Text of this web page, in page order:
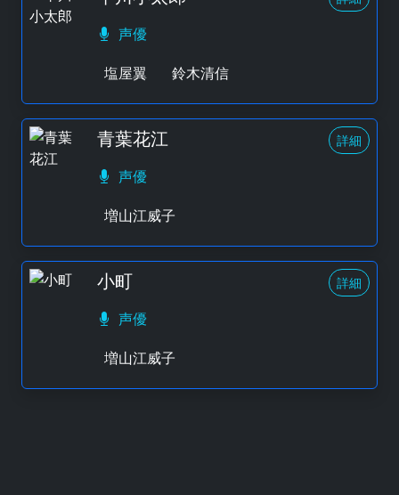
声優
塩屋翼
鈴木清信
青葉花江 詳細
声優
増山江威子
小町 詳細
声優
増山江威子